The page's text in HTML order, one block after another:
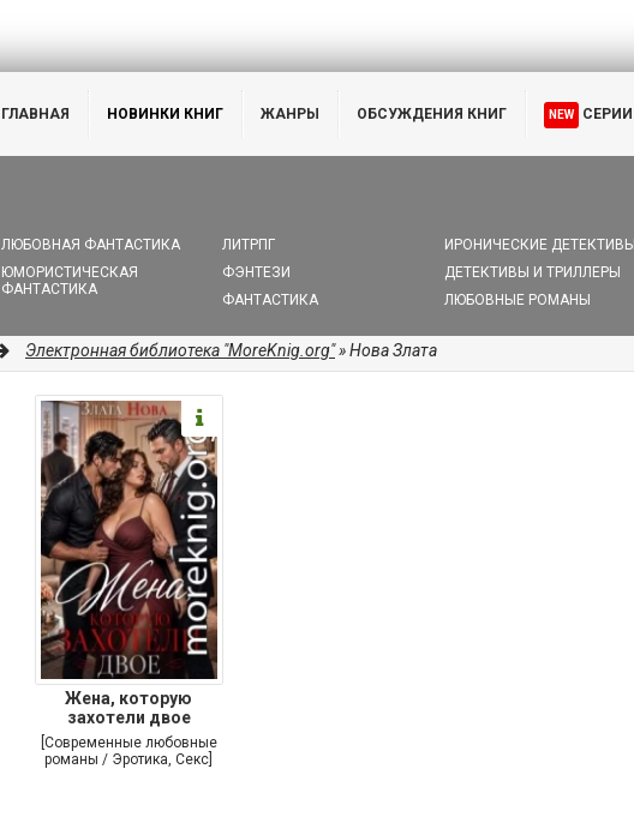
ГЛАВНАЯ НОВИНКИ КНИГ ЖАНРЫ ОБСУЖДЕНИЯ КНИГ NEW СЕРИИ
ЛЮБОВНАЯ ФАНТАСТИКА
ЮМОРИСТИЧЕСКАЯ
ФАНТАСТИКА
ЛИТРПГ
ФЭНТЕЗИ
ФАНТАСТИКА
ИРОНИЧЕСКИЕ ДЕТЕКТИВЫ
ДЕТЕКТИВЫ И ТРИЛЛЕРЫ
ЛЮБОВНЫЕ РОМАНЫ
Электронная библиотека "MoreKnig.org"» Нова Злата
Жена, которую
захотели двое
[Современные любовные
романы / Эротика, Секс]